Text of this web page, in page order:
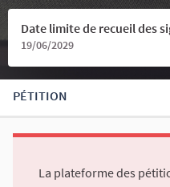
Date limite de recueil des
19/06/2029
PÉTITION
La plateforme des